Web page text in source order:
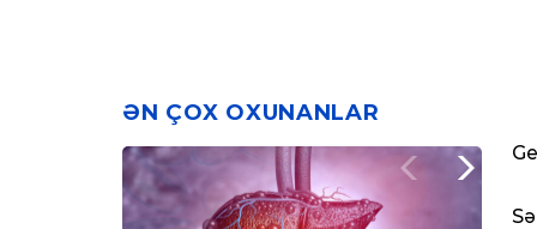
ƏN ÇOX OXUNANLAR